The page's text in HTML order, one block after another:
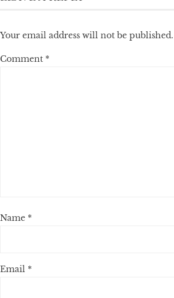
Your email address will not be published.
Comment *
Name *
Email *